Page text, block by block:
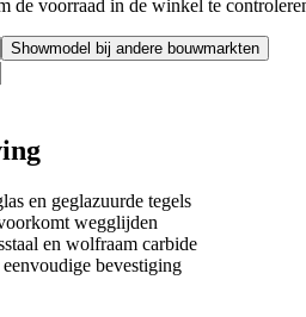
de voorraad in de winkel te
Showmodel bij andere bouwmarkten
en geglazuurde tegels
wegglijden
en wolfraam carbide
bevestiging